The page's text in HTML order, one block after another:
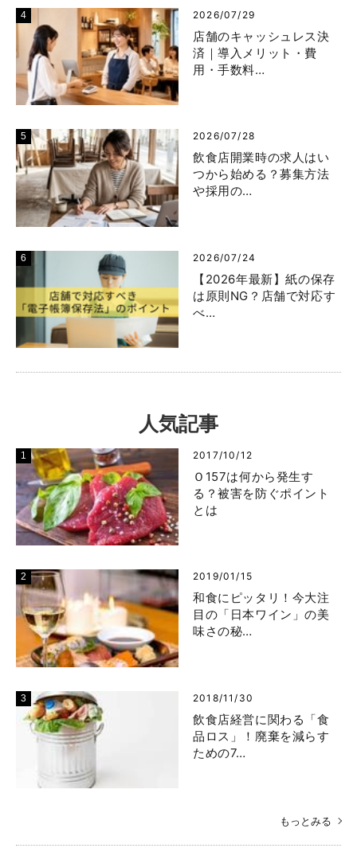
2026/07/29
店舗のキャッシュレス決
済｜導入メリット・費
用・手数料…
2026/07/28
飲食店開業時の求人はい
つから始める？募集方法
や採用の…
2026/07/24
【2026年最新】紙の保存
は原則NG？店舗で対応す
べ…
人気記事
2017/10/12
Ｏ157は何から発生す
る？被害を防ぐポイント
とは
2019/01/15
和食にピッタリ！今大注
目の「日本ワイン」の美
味さの秘…
2018/11/30
飲食店経営に関わる「食
品ロス」！廃棄を減らす
ための7…
もっとみる